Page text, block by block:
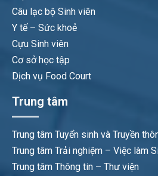
Câu lạc bộ Sinh viên
Y tế – Sức khoẻ
Cựu Sinh viên
Cơ sở học tập
Dịch vụ Food Court
Trung tâm
Trung tâm Tuyển sinh và Truyền
Trung tâm Trải nghiệm – Việc làm
Trung tâm Thông tin – Thư viện